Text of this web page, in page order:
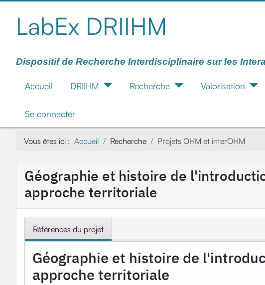
LabEx DRIIHM
Dispositif de Recherche Interdisciplinaire sur les
Accueil DRIIHM Recherche Valorisation
Se connecter
Vous êtes ici : Accueil Recherche Projets OHM et interOHM
Géographie et histoire de
approche territoriale
Références du projet
Géographie et histoire de
approche territoriale